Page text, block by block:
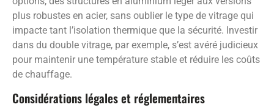
plus robustes en acier, sans oublier le type de vitrage qui
impacte tant l’isolation thermique que la sécurité. Investir
dans du double vitrage, par exemple, s’est avéré judicieux
pour maintenir une température stable et réduire les coûts
de chauffage.
Considérations légales et réglementaires